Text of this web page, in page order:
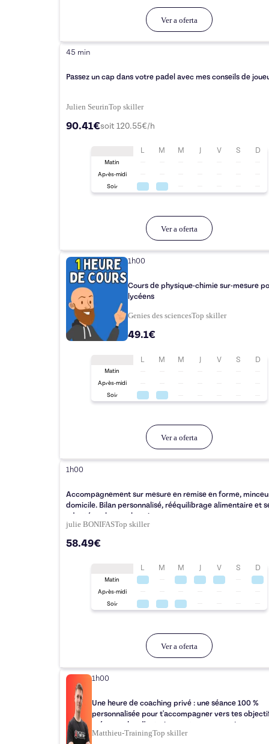
Ver a oferta
45 min
Passez un cap dans votre padel avec mes conseils de
Julien SeurinTop skiller
90.41€soit 120.55€/h
L M M J V S D
Matin
Après-midi
Soir
Ver a oferta
1h00
Cours de physique-chimie sur-mesure
lycéens
Genies des sciencesTop skiller
49.1€
L M M J V S D
Matin
Après-midi
Soir
Ver a oferta
1h00
Accompagnement sur mesure en remise en forme, minceur
domicile. Bilan personnalisé, rééquilibrage alimentaire et
adaptée selon vos besoins
julie BONIFASTop skiller
58.49€
L M M J V S D
Matin
Après-midi
Soir
Ver a oferta
1h00
Une heure de coaching privé : une séance 100 %
personnalisée pour t'accompagner vers tes
créer un plan d'entrainement sur mesure !
Matthieu-TrainingTop skiller